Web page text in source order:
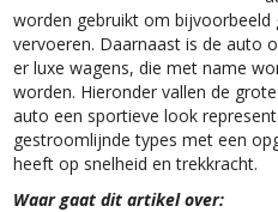
worden gebruikt om
vervoeren. Daarnaast is de auto
er luxe wagens, die met name
worden. Hieronder vallen de
auto een sportieve look
gestroomlijnde types met een
heeft op snelheid en trekkracht.
Waar gaat dit artikel over: